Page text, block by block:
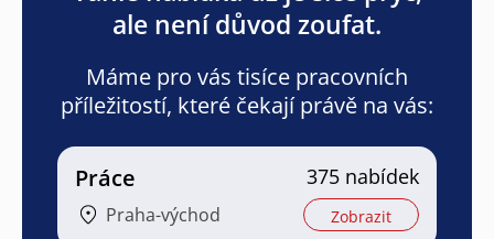
ale není důvod zoufat.
Máme pro vás tisíce pracovních
příležitostí, které čekají právě na vás:
Práce
Praha-východ
375 nabídek
Zobrazit